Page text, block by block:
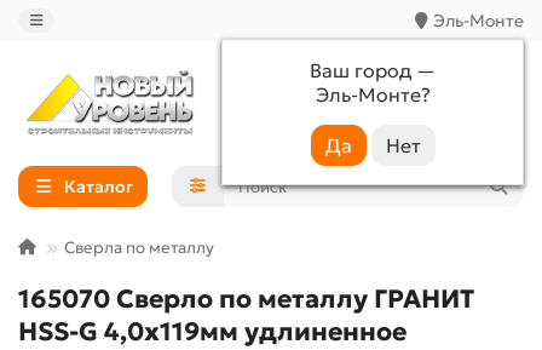
Эль-Монте
Ваш город —
Эль-Монте?
+7 (988) 233-44-52
Каталог
Сверла по металлу
165070 Сверло по металлу ГРАНИТ
HSS-G 4,0х119мм удлиненное